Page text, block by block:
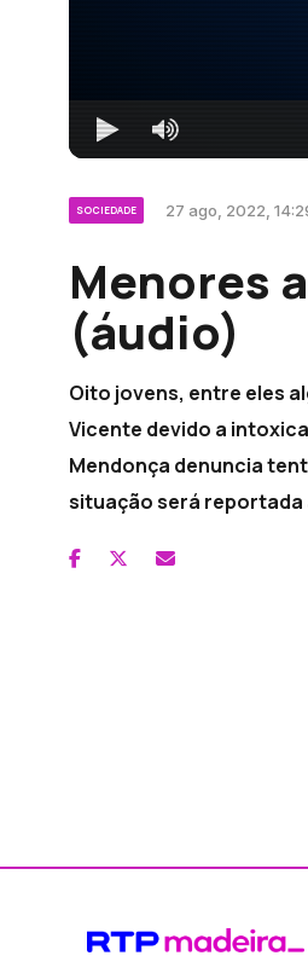
SOCIEDADE 27 ago, 2022,
Menores
(áudio)
Oito jovens, entre eles
Vicente devido a
Mendonça denuncia
situação será reportada